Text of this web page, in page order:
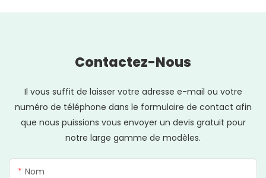
Contactez-Nous
Il vous suffit de laisser votre adresse e-mail ou votre
numéro de téléphone dans le formulaire de contact afin
que nous puissions vous envoyer un devis gratuit pour
notre large gamme de modèles.
Nom